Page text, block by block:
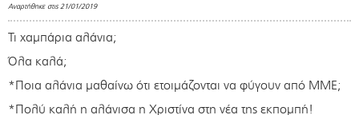
Αναρτήθηκε στις 21/01/2019
Τι χαμπάρια αλάνια;
Όλα καλά;
*Ποια αλάνια μαθαίνω ότι ετοιμάζονται να φύγουν από ΜΜΕ;
*Πολύ καλή η αλάνισα η Χριστίνα στη νέα της εκπομπή!